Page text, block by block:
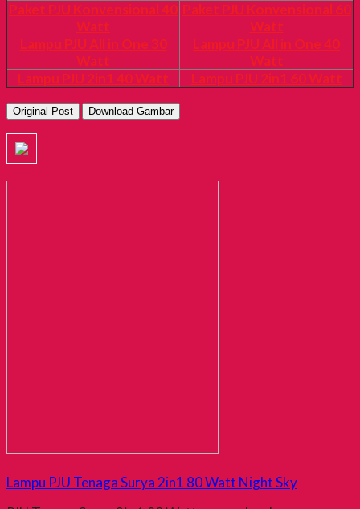
Paket PJU Konvensional 40
Watt
Paket PJU Konvensional 60
Watt
Lampu PJU All in One 30
Watt
Lampu PJU All in One 40
Watt
Lampu PJU 2in1 40 Watt
Lampu PJU 2in1 60 Watt
Original Post Download Gambar
Lampu PJU Tenaga Surya 2in1 80 Watt Night Sky